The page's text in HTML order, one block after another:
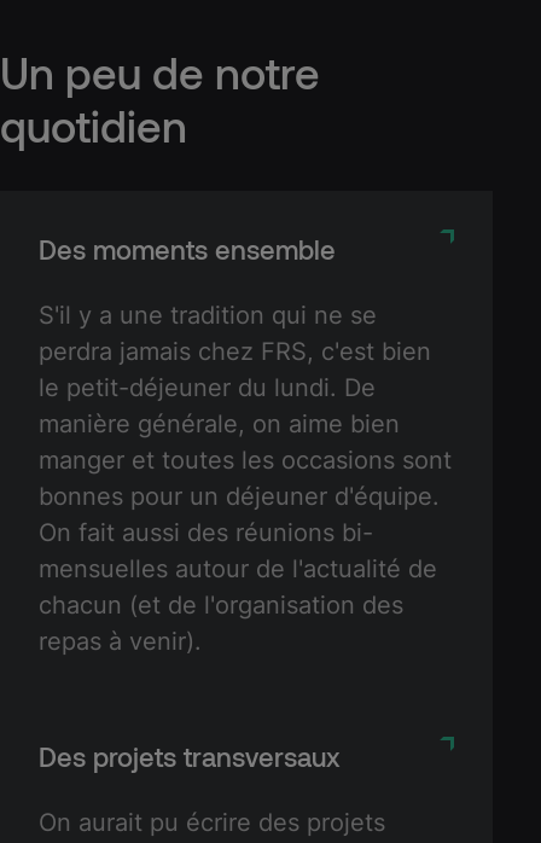
Un peu de notre
quotidien
Des moments ensemble
S'il y a une tradition qui ne se
perdra jamais chez FRS, c'est bien
le petit-déjeuner du lundi. De
manière générale, on aime bien
manger et toutes les occasions sont
bonnes pour un déjeuner d'équipe.
On fait aussi des réunions bi-
mensuelles autour de l'actualité de
chacun (et de l'organisation des
repas à venir).
Des projets transversaux
On aurait pu écrire des projets